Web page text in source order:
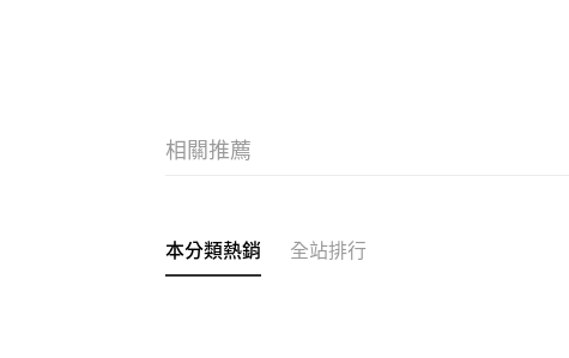
相關推薦
本分類熱銷 全站排行